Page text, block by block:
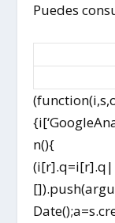
Puedes
n(){